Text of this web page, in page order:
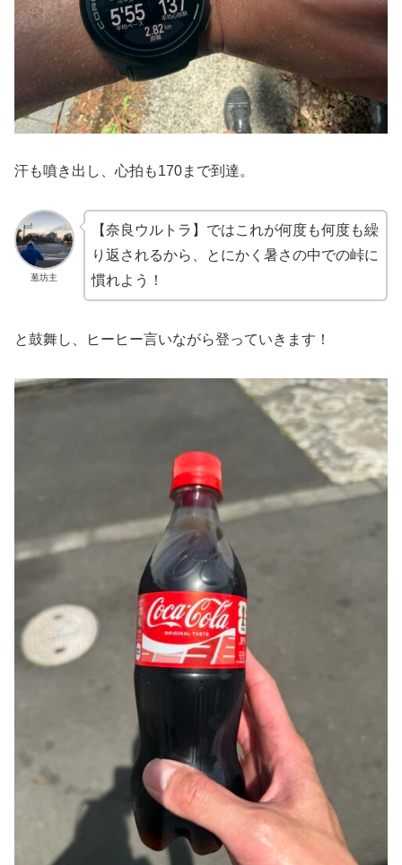
汗も噴き出し、心拍も170まで到達。
葱坊主
【奈良ウルトラ】ではこれが何度も何度も繰
り返されるから、とにかく暑さの中での峠に
慣れよう！
と鼓舞し、ヒーヒー言いながら登っていきます！